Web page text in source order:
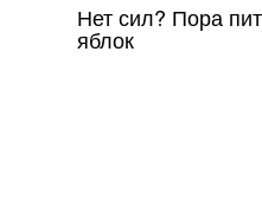
Нет сил? Пора
яблок